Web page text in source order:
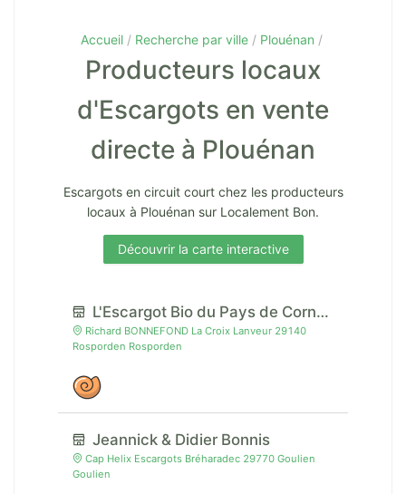
Accueil Recherche par ville Plouénan
Producteurs locaux
d'Escargots en vente
directe à Plouénan
Escargots en circuit court chez les producteurs
locaux à Plouénan sur Localement Bon.
Découvrir la carte interactive
L'Escargot Bio du Pays de Cornouaille
Richard BONNEFOND La Croix Lanveur 29140
Rosporden Rosporden
Jeannick & Didier Bonnis
Cap Helix Escargots Bréharadec 29770 Goulien
Goulien